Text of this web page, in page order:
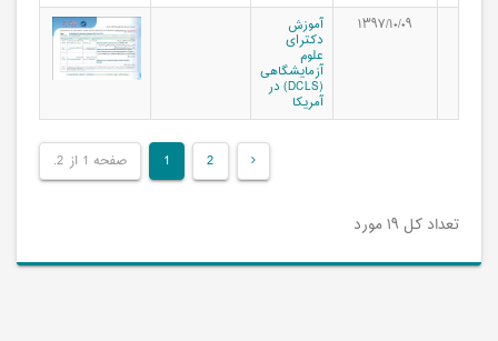
۱۳۹۷/۱۰/۰۹
آموزش
دکترای
علوم
آزمایشگاهی
(DCLS) در
آمریکا
صفحه 1 از 2. 1 2
تعداد کل ۱۹ مورد